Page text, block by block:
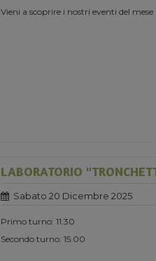
Vieni a scoprire i nostri eventi del mese
LABORATORIO
Sabato 20 Dicembre 2025
Primo turno: 11.30
Secondo turno: 15.00